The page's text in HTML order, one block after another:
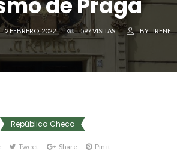
2 FEBRERO, 2022 597 VISITAS BY :IRENE
República Checa
Tweet Share Pin it